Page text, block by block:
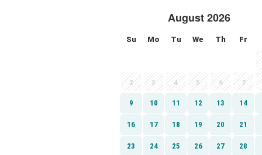
August 2026
Su Mo Tu We Th Fr
2 3 4 5 6 7
9 10 11 12 13 14
16 17 18 19 20 21
23 24 25 26 27 28